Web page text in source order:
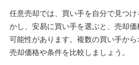
任意売却では、買い手を自分で見つ
かし、安易に買い手を選ぶと、売却価
可能性があります。複数の買い手から
売却価格や条件を比較しましょう。